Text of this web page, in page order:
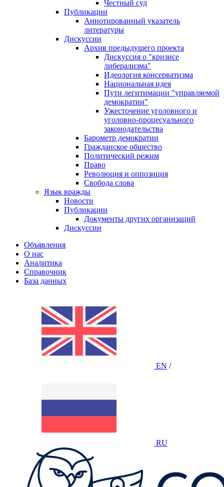
Честный суд
Публикации
Аннотированный указатель
литературы
Дискуссии
Архив предыдущего проекта
Дискуссия о "кризисе
либерализма"
Идеология консерватизма
Национальная идея
Пути легитимации "управляемой
демократии"
Ужесточение уголовного и
уголовно-процесуального
законодательства
Барометр демократии
Гражданское общество
Политический режим
Право
Революция и оппозиция
Свобода слова
Язык вражды
Новости
Публикации
Документы других организаций
Дискуссии
Объявления
О нас
Аналитика
Справочник
База данных
EN /
RU